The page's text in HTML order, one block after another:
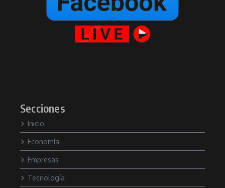
Secciones
Inicio
Economía
Empresas
Tecnología